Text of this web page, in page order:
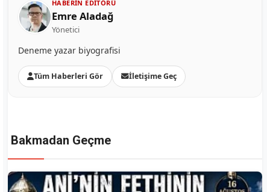
HABERIN EDITÖRÜ
Emre Aladağ
Yönetici
Deneme yazar biyografisi
Tüm Haberleri Gör İletişime Geç
Bakmadan Geçme